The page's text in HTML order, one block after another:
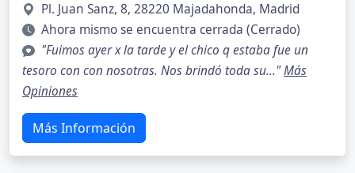
Pl. Juan Sanz, 8, 28220 Majadahonda, Madrid
Ahora mismo se encuentra cerrada (Cerrado)
"Fuimos ayer x la tarde y el chico q estaba fue un
tesoro con con nosotras. Nos brindó toda su..."Más
Opiniones
Más Información